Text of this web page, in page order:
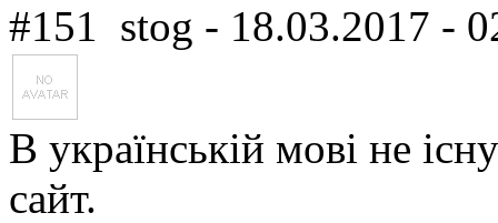
#151 stog - 18.03.2017 -
В українській мові не
сайт.